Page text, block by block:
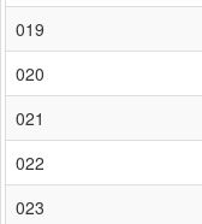
019
020
021
022
023